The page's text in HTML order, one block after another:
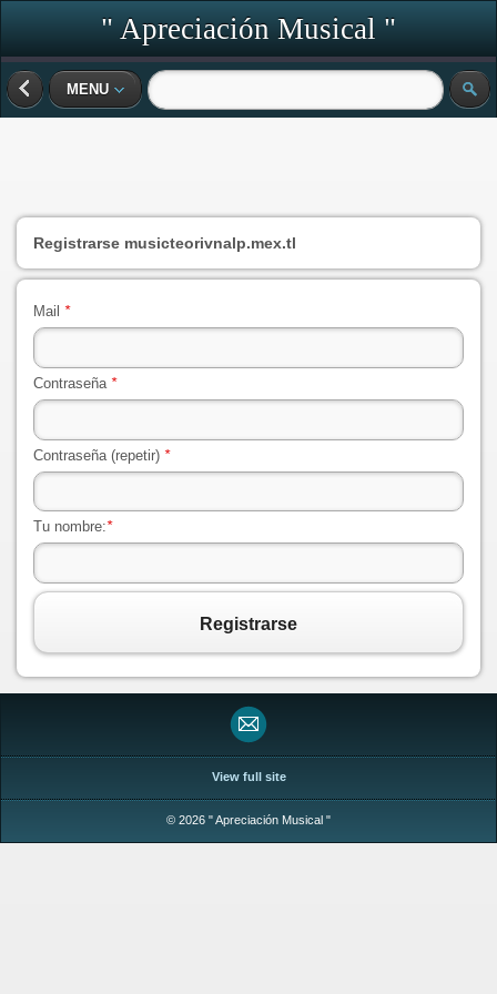
" Apreciación Musical "
MENU
Registrarse musicteorivnalp.mex.tl
Mail *
Contraseña *
Contraseña (repetir) *
Tu nombre:*
Registrarse
View full site
© 2026 " Apreciación Musical "